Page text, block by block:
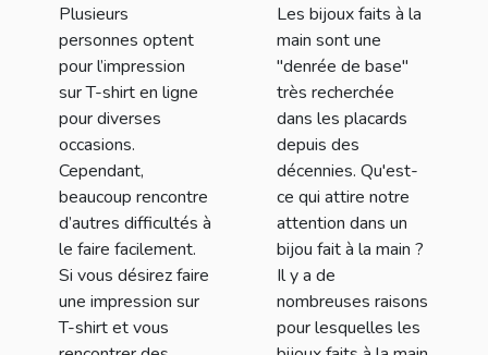
Plusieurs
personnes optent
pour l’impression
sur T-shirt en ligne
pour diverses
occasions.
Cependant,
beaucoup rencontre
d’autres difficultés à
le faire facilement.
Si vous désirez faire
une impression sur
T-shirt et vous
Les bijoux faits à la
main sont une
"denrée de base"
très recherchée
dans les placards
depuis des
décennies. Qu'est-
ce qui attire notre
attention dans un
bijou fait à la main ?
Il y a de
nombreuses raisons
pour lesquelles les